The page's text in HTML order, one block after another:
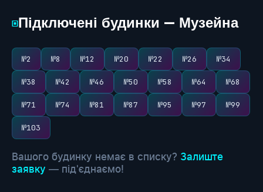
▣Підключені будинки — Музейна
№2 №8 №12 №20 №22 №26 №34
№38 №42 №46 №50 №58 №64 №68
№71 №74 №81 №87 №95 №97 №99
№103
Вашого будинку немає в списку? Залиште
заявку — під'єднаємо!